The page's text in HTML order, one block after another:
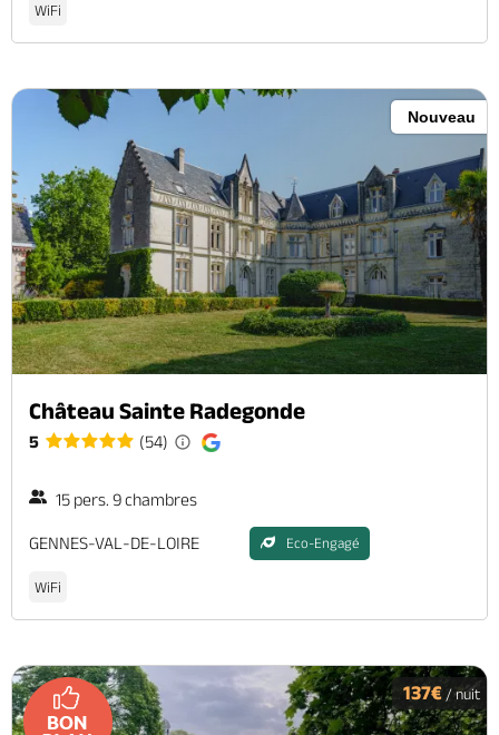
WiFi
Nouveau
Château Sainte Radegonde
5 (54)
15 pers. 9 chambres
GENNES-VAL-DE-LOIRE Eco-Engagé
WiFi
137€ / nuit